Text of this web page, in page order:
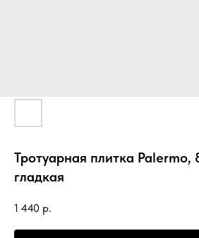
Тротуарная плитка
гладкая
1 440 р.